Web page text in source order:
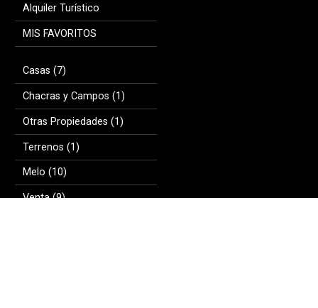
Alquiler Turístico
MIS FAVORITOS
Casas (7)
Chacras y Campos (1)
Otras Propiedades (1)
Terrenos (1)
Melo (10)
Venta (9)